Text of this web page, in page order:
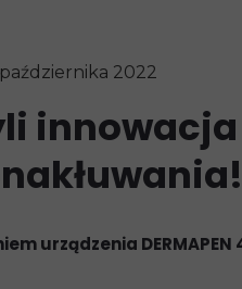
2022
urządzenia DERMAPEN